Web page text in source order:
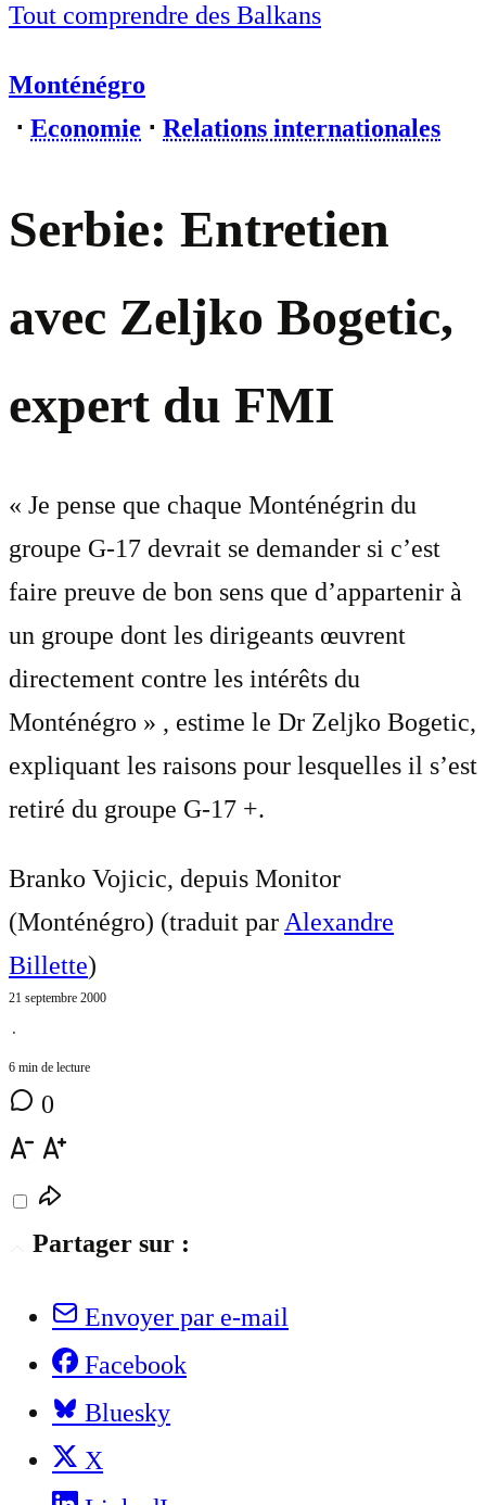
Tout comprendre des Balkans
Monténégro
⋅ Economie ⋅ Relations internationales
Serbie: Entretien
avec Zeljko Bogetic,
expert du FMI
« Je pense que chaque Monténégrin du
groupe G-17 devrait se demander si c’est
faire preuve de bon sens que d’appartenir à
un groupe dont les dirigeants œuvrent
directement contre les intérêts du
Monténégro » , estime le Dr Zeljko Bogetic,
expliquant les raisons pour lesquelles il s’est
retiré du groupe G-17 +.
Branko Vojicic, depuis Monitor
(Monténégro) (traduit parAlexandre
Billette)
21 septembre 2000
⋅
6 min de lecture
0
Partager sur :
Envoyer par e-mail
Facebook
Bluesky
X